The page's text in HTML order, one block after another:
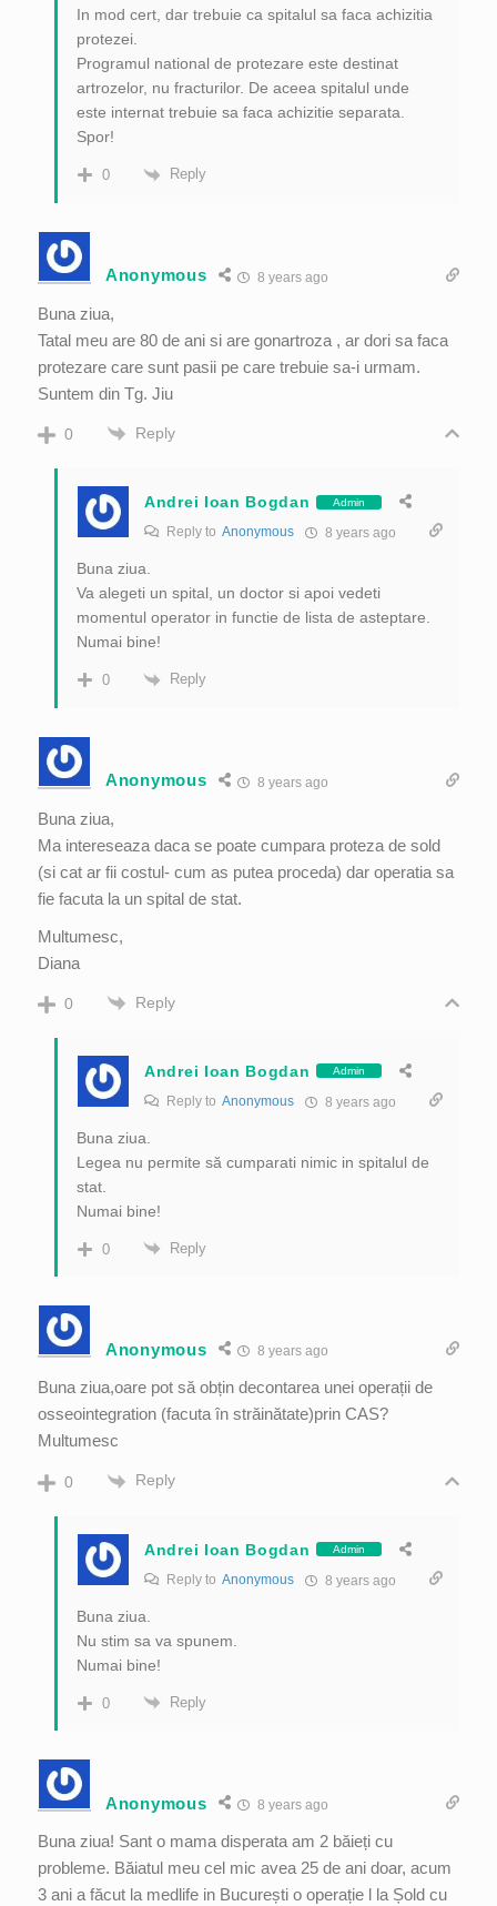
In mod cert, dar trebuie ca spitalul sa faca achizitia
protezei.
Programul national de protezare este destinat
artrozelor, nu fracturilor. De aceea spitalul unde
este internat trebuie sa faca achizitie separata.
Spor!
0 Reply
Anonymous 8 years ago
Buna ziua,
Tatal meu are 80 de ani si are gonartroza , ar dori sa faca
protezare care sunt pasii pe care trebuie sa-i urmam.
Suntem din Tg. Jiu
0 Reply
Andrei Ioan Bogdan Admin
Reply to Anonymous 8 years ago
Buna ziua.
Va alegeti un spital, un doctor si apoi vedeti
momentul operator in functie de lista de asteptare.
Numai bine!
0 Reply
Anonymous 8 years ago
Buna ziua,
Ma intereseaza daca se poate cumpara proteza de sold
(si cat ar fii costul- cum as putea proceda) dar operatia sa
fie facuta la un spital de stat.
Multumesc,
Diana
0 Reply
Andrei Ioan Bogdan Admin
Reply to Anonymous 8 years ago
Buna ziua.
Legea nu permite să cumparati nimic in spitalul de
stat.
Numai bine!
0 Reply
Anonymous 8 years ago
Buna ziua,oare pot să obțin decontarea unei operații de
osseointegration (facuta în străinătate)prin CAS?
Multumesc
0 Reply
Andrei Ioan Bogdan Admin
Reply to Anonymous 8 years ago
Buna ziua.
Nu stim sa va spunem.
Numai bine!
0 Reply
Anonymous 8 years ago
Buna ziua! Sant o mama disperata am 2 băieți cu
probleme. Băiatul meu cel mic avea 25 de ani doar, acum
3 ani a făcut la medlife in București o operație l la Șold cu